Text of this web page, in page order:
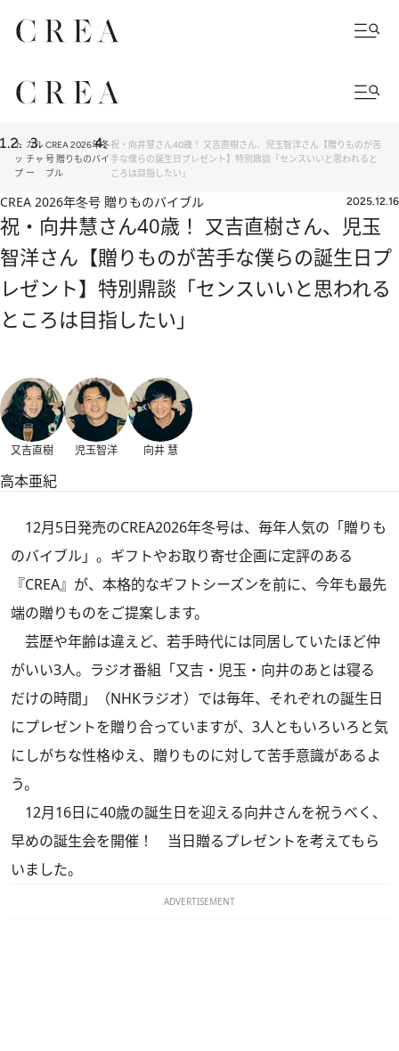
ト
ッ
プ
カル
チャ
ー
CREA 2026年冬
号 贈りものバイ
ブル
祝・向井慧さん40歳！ 又吉直樹さん、児玉智洋さん【贈りものが苦
手な僕らの誕生日プレゼント】特別鼎談「センスいいと思われると
ころは目指したい」
CREA 2026年冬号 贈りものバイブル 2025.12.16
祝・向井慧さん40歳！ 又吉直樹さん、児玉
智洋さん【贈りものが苦手な僕らの誕生日プ
レゼント】特別鼎談「センスいいと思われる
ところは目指したい」
又吉直樹 児玉智洋 向井 慧
高本亜紀
12月5日発売のCREA2026年冬号は、毎年人気の「贈りも
のバイブル」。ギフトやお取り寄せ企画に定評のある
『CREA』が、本格的なギフトシーズンを前に、今年も最先
端の贈りものをご提案します。
芸歴や年齢は違えど、若手時代には同居していたほど仲
がいい3人。ラジオ番組「又吉・児玉・向井のあとは寝る
だけの時間」（NHKラジオ）では毎年、それぞれの誕生日
にプレゼントを贈り合っていますが、3人ともいろいろと気
にしがちな性格ゆえ、贈りものに対して苦手意識があるよ
う。
12月16日に40歳の誕生日を迎える向井さんを祝うべく、
早めの誕生会を開催！ 当日贈るプレゼントを考えてもら
いました。
ADVERTISEMENT